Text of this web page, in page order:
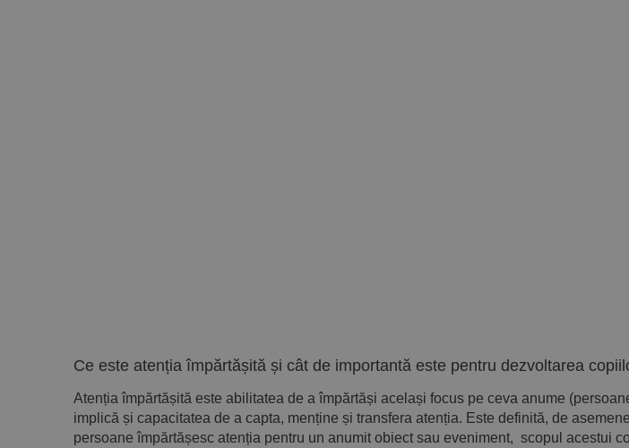
Ce este atenția împărtășită și cât de importantă este pentru dezvoltarea
Atenția împărtășită este abilitatea de a împărtăși același focus pe ceva anume
implică și capacitatea de a capta, menține și transfera atenția. Este definită, de
persoane împărtășesc atenția pentru un anumit obiect sau eveniment, scopul acestui